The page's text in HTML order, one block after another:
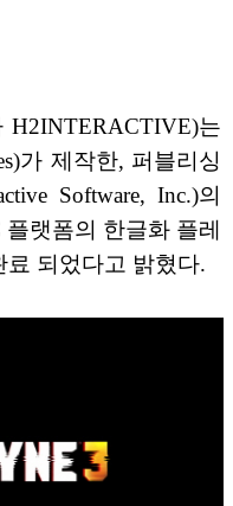
H2INTERACTIVE)는
가 제작한, 퍼블리싱
Software, Inc.)의
플랫폼의 한글화 플레
되었다고 밝혔다.